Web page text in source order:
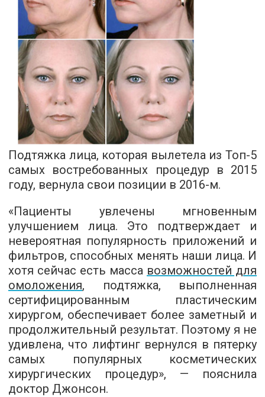
Подтяжка лица, которая вылетела из Топ-5
самых востребованных процедур в 2015
году, вернула свои позиции в 2016-м.
«Пациенты увлечены мгновенным
улучшением лица. Это подтверждает и
невероятная популярность приложений и
фильтров, способных менять наши лица. И
хотя сейчас есть масса возможностей для
омоложения, подтяжка, выполненная
сертифицированным пластическим
хирургом, обеспечивает более заметный и
продолжительный результат. Поэтому я не
удивлена, что лифтинг вернулся в пятерку
самых популярных косметических
хирургических процедур», — пояснила
доктор Джонсон.